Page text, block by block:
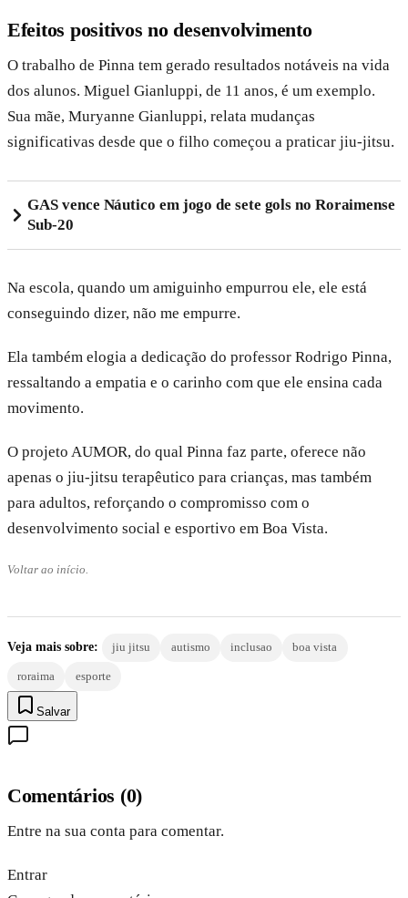
Efeitos positivos no desenvolvimento
O trabalho de Pinna tem gerado resultados notáveis na vida
dos alunos. Miguel Gianluppi, de 11 anos, é um exemplo.
Sua mãe, Muryanne Gianluppi, relata mudanças
significativas desde que o filho começou a praticar jiu-jitsu.
GAS vence Náutico em jogo de sete gols no Roraimense
Sub-20
Na escola, quando um amiguinho empurrou ele, ele está
conseguindo dizer, não me empurre.
Ela também elogia a dedicação do professor Rodrigo Pinna,
ressaltando a empatia e o carinho com que ele ensina cada
movimento.
O projeto AUMOR, do qual Pinna faz parte, oferece não
apenas o jiu-jitsu terapêutico para crianças, mas também
para adultos, reforçando o compromisso com o
desenvolvimento social e esportivo em Boa Vista.
Voltar ao início.
Veja mais sobre: jiu jitsu autismo inclusao boa vista
roraima esporte
Salvar
Comentários (0)
Entre na sua conta para comentar.
Entrar